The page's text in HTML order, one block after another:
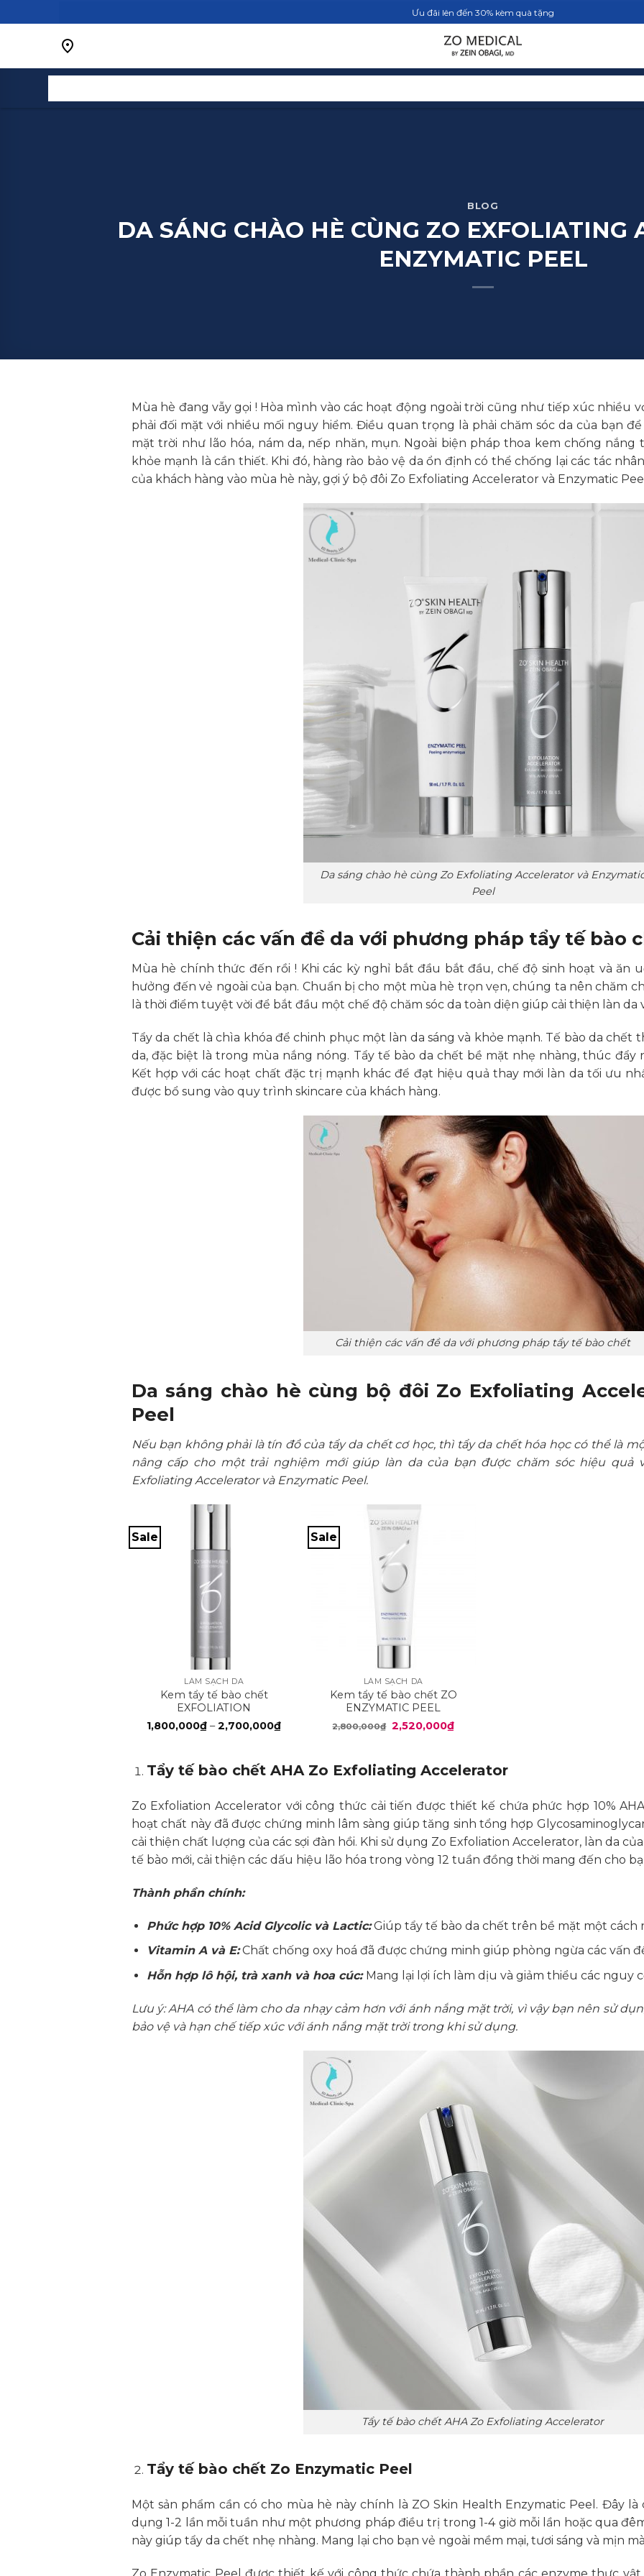
qua
Ưu đãi lên đến 30% kèm quà tặng
BLOG
DA SÁNG CHÀO HÈ CÙNG ZO EXFOLIATING
ENZYMATIC PEEL
Mùa hè đang vẫy gọi ! Hòa mình vào các hoạt động ngoài trời cũng như tiếp xúc nhiều
phải đối mặt với nhiều mối nguy hiểm. Điều quan trọng là phải chăm sóc da của bạn
mặt trời như lão hóa, nám da, nếp nhăn, mụn. Ngoài biện pháp thoa kem chống
khỏe mạnh là cần thiết. Khi đó, hàng rào bảo vệ da ổn định có thể chống lại các tác
của khách hàng vào mùa hè này, gợi ý bộ đôi Zo Exfoliating Accelerator và Enzymatic
Da sáng chào hè cùng Zo Exfoliating Accelerator và
Peel
Cải thiện các vấn đề da với phương pháp tẩy tế bào
Mùa hè chính thức đến rồi ! Khi các kỳ nghỉ bắt đầu bắt đầu, chế độ sinh hoạt và ăn
hưởng đến vẻ ngoài của bạn. Chuẩn bị cho một mùa hè trọn vẹn, chúng ta nên chăm
là thời điểm tuyệt vời để bắt đầu một chế độ chăm sóc da toàn diện giúp cải thiện làn
Tẩy da chết là chìa khóa để chinh phục một làn da sáng và khỏe mạnh. Tế bào da
da, đặc biệt là trong mùa nắng nóng. Tẩy tế bào da chết bề mặt nhẹ nhàng, thúc đẩy
Kết hợp với các hoạt chất đặc trị mạnh khác để đạt hiệu quả thay mới làn da tối ưu
được bổ sung vào quy trình skincare của khách hàng.
Cải thiện các vấn đề da với phương pháp tẩy tế bào chết
Da sáng chào hè cùng bộ đôi Zo Exfoliating
Peel
Nếu bạn không phải là tín đồ của tẩy da chết cơ học, thì tẩy da chết hóa học có thể là
nâng cấp cho một trải nghiệm mới giúp làn da của bạn được chăm sóc hiệu quả
Exfoliating Accelerator và Enzymatic Peel.
Sale
LÀM SẠCH DA
Kem tẩy tế bào chết
EXFOLIATION
ACCELERATOR
1,800,000₫ – 2,700,000₫Khoảng
đến
2,700,000₫
Sale
LÀM SẠCH DA
Kem tẩy tế bào chết ZO
ENZYMATIC PEEL
2,800,000₫ Giá
gốc
2,520,000₫Giá
hiện
2,520,000₫.
Tẩy tế bào chết AHA Zo Exfoliating Accelerator
Zo Exfoliation Accelerator với công thức cải tiến được thiết kế chứa phức hợp 10%
hoạt chất này đã được chứng minh lâm sàng giúp tăng sinh tổng hợp
cải thiện chất lượng của các sợi đàn hồi. Khi sử dụng Zo Exfoliation Accelerator, làn da
tế bào mới, cải thiện các dấu hiệu lão hóa trong vòng 12 tuần đồng thời mang đến cho
Thành phần chính:
Phức hợp 10% Acid Glycolic và Lactic:Giúp tẩy tế bào da chết trên bề mặt một cách
Vitamin A và E:Chất chống oxy hoá đã được chứng minh giúp phòng ngừa các vấn
Hỗn hợp lô hội, trà xanh và hoa cúc: Mang lại lợi ích làm dịu và giảm thiểu các nguy
Lưu ý: AHA có thể làm cho da nhạy cảm hơn với ánh nắng mặt trời, vì vậy bạn nên sử
bảo vệ và hạn chế tiếp xúc với ánh nắng mặt trời trong khi sử dụng.
Tẩy tế bào chết AHA Zo Exfoliating Accelerator
Tẩy tế bào chết Zo Enzymatic Peel
Một sản phẩm cần có cho mùa hè này chính là ZO Skin Health Enzymatic Peel. Đây
dụng 1-2 lần mỗi tuần như một phương pháp điều trị trong 1-4 giờ mỗi lần hoặc qua
này giúp tẩy da chết nhẹ nhàng. Mang lại cho bạn vẻ ngoài mềm mại, tươi sáng và mịn
Zo Enzymatic Peel được thiết kế với công thức chứa thành phần các enzyme thực